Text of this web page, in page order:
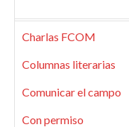
Charlas FCOM
Columnas literarias
Comunicar el campo
Con permiso